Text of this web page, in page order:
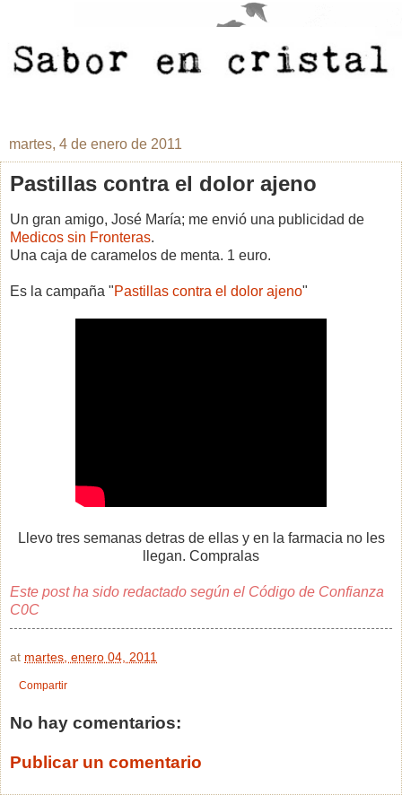
martes, 4 de enero de 2011
Pastillas contra el dolor ajeno
Un gran amigo, José María; me envió una publicidad de
Medicos sin Fronteras.
Una caja de caramelos de menta. 1 euro.
Es la campaña "Pastillas contra el dolor ajeno"
Llevo tres semanas detras de ellas y en la farmacia no les
llegan. Compralas
Este post ha sido redactado según el Código de Confianza
C0C
at martes, enero 04, 2011
Compartir
No hay comentarios:
Publicar un comentario